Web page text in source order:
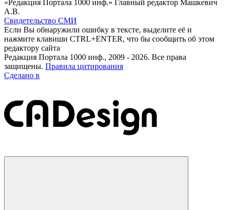
«Редакция Портала 1000 инф.» Главный редактор Машкевич
А.В.
Свидетельство СМИ
Если Вы обнаружили ошибку в тексте, выделите её и
нажмите клавиши CTRL+ENTER, что бы сообщить об этом
редактору сайта
Редакция Портала 1000 инф., 2009 - 2026. Все права
защищены. Правила цитирования
Сделано в